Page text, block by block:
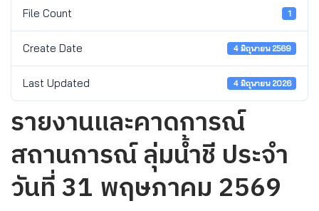
File Count 1
Create Date 4 มิถุนายน 2569
Last Updated 4 มิถุนายน 2026
รายงานและคาดการณ์
สถานการณ์ ลุ่มน้ำชี ประจำ
วันที่ 31 พฤษภาคม 2569